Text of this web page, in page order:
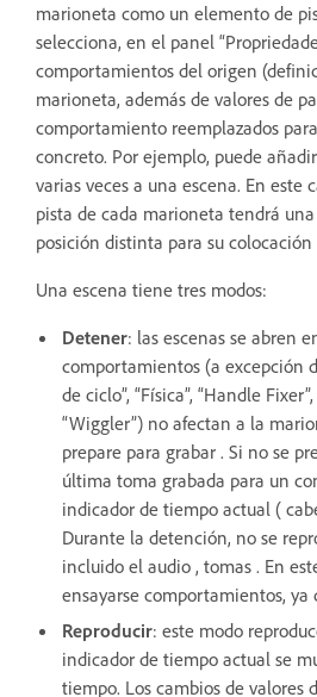
marioneta como un elemento de
selecciona, en el panel
comportamientos del origen
marioneta, además de valores de
comportamiento reemplazados
concreto. Por ejemplo, puede
varias veces a una escena. En este
pista de cada marioneta tendrá
posición distinta para su colocación
Una escena tiene tres modos:
Detener: las escenas se abren
comportamientos (a excepción
de ciclo”, “Física”, “Handle
“Wiggler”) no afectan a la
prepare para grabar . Si no se
última toma grabada para un
indicador de tiempo actual (
Durante la detención, no se
incluido el audio , tomas . En
ensayarse comportamientos, ya
Reproducir: este modo
indicador de tiempo actual se
tiempo. Los cambios de valores